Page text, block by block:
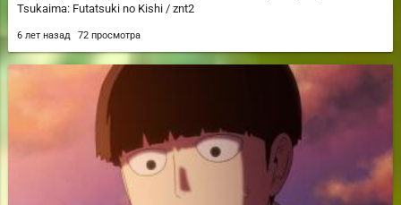
Tsukaima: Futatsuki no Kishi / znt2
6 лет назад 72 просмотра